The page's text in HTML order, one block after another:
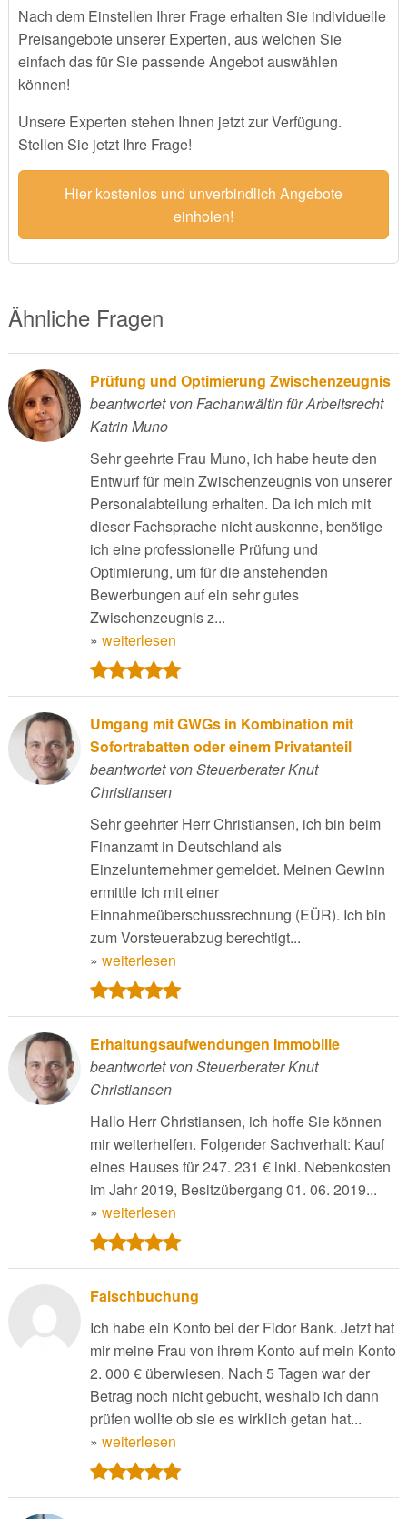
Nach dem Einstellen Ihrer Frage erhalten Sie individuelle
Preisangebote unserer Experten, aus welchen Sie
einfach das für Sie passende Angebot auswählen
können!
Unsere Experten stehen Ihnen jetzt zur Verfügung.
Stellen Sie jetzt Ihre Frage!
Hier kostenlos und unverbindlich Angebote
einholen!
Ähnliche Fragen
Prüfung und Optimierung Zwischenzeugnis
beantwortet von Fachanwältin für Arbeitsrecht
Katrin Muno
Sehr geehrte Frau Muno, ich habe heute den
Entwurf für mein Zwischenzeugnis von unserer
Personalabteilung erhalten. Da ich mich mit
dieser Fachsprache nicht auskenne, benötige
ich eine professionelle Prüfung und
Optimierung, um für die anstehenden
Bewerbungen auf ein sehr gutes
Zwischenzeugnis z...
» weiterlesen
Umgang mit GWGs in Kombination mit
Sofortrabatten oder einem Privatanteil
beantwortet von Steuerberater Knut
Christiansen
Sehr geehrter Herr Christiansen, ich bin beim
Finanzamt in Deutschland als
Einzelunternehmer gemeldet. Meinen Gewinn
ermittle ich mit einer
Einnahmeüberschussrechnung (EÜR). Ich bin
zum Vorsteuerabzug berechtigt...
» weiterlesen
Erhaltungsaufwendungen Immobilie
beantwortet von Steuerberater Knut
Christiansen
Hallo Herr Christiansen, ich hoffe Sie können
mir weiterhelfen. Folgender Sachverhalt: Kauf
eines Hauses für 247. 231 € inkl. Nebenkosten
im Jahr 2019, Besitzübergang 01. 06. 2019...
» weiterlesen
Falschbuchung
Ich habe ein Konto bei der Fidor Bank. Jetzt hat
mir meine Frau von ihrem Konto auf mein Konto
2. 000 € überwiesen. Nach 5 Tagen war der
Betrag noch nicht gebucht, weshalb ich dann
prüfen wollte ob sie es wirklich getan hat...
» weiterlesen